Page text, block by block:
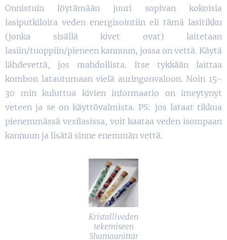
Onnistuin löytämään juuri sopivan kokoisia
lasiputkiloita veden energisointiin eli tämä lasitikku
(jonka sisällä kivet ovat) laitetaan
lasiin/tuoppiin/pieneen kannuun, jossa on vettä. Käytä
lähdevettä, jos mahdollista. Itse tykkään laittaa
kombon latautumaan vielä auringonvaloon. Noin 15-
30 min kuluttua kivien informaatio on imeytynyt
veteen ja se on käyttövalmista. PS: jos lataat tikkua
pienemmässä vesilasissa, voit kaataa veden isompaan
kannuun ja lisätä sinne enemmän vettä.
Kristalliveden
tekemiseen
Shamaanittar